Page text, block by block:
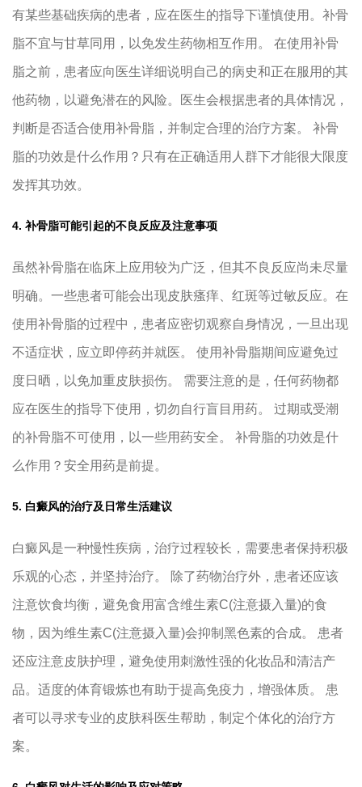
有某些基础疾病的患者，应在医生的指导下谨慎使用。补骨
脂不宜与甘草同用，以免发生药物相互作用。 在使用补骨
脂之前，患者应向医生详细说明自己的病史和正在服用的其
他药物，以避免潜在的风险。医生会根据患者的具体情况，
判断是否适合使用补骨脂，并制定合理的治疗方案。 补骨
脂的功效是什么作用？只有在正确适用人群下才能很大限度
发挥其功效。
4. 补骨脂可能引起的不良反应及注意事项
虽然补骨脂在临床上应用较为广泛，但其不良反应尚未尽量
明确。一些患者可能会出现皮肤瘙痒、红斑等过敏反应。在
使用补骨脂的过程中，患者应密切观察自身情况，一旦出现
不适症状，应立即停药并就医。 使用补骨脂期间应避免过
度日晒，以免加重皮肤损伤。 需要注意的是，任何药物都
应在医生的指导下使用，切勿自行盲目用药。 过期或受潮
的补骨脂不可使用，以一些用药安全。 补骨脂的功效是什
么作用？安全用药是前提。
5. 白癜风的治疗及日常生活建议
白癜风是一种慢性疾病，治疗过程较长，需要患者保持积极
乐观的心态，并坚持治疗。 除了药物治疗外，患者还应该
注意饮食均衡，避免食用富含维生素C(注意摄入量)的食
物，因为维生素C(注意摄入量)会抑制黑色素的合成。 患者
还应注意皮肤护理，避免使用刺激性强的化妆品和清洁产
品。适度的体育锻炼也有助于提高免疫力，增强体质。 患
者可以寻求专业的皮肤科医生帮助，制定个体化的治疗方
案。